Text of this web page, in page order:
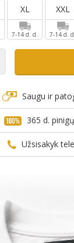
XL
7-14 d. d.
XXL
7-14 d.
Saugu ir
365 d.
Užsisakyk